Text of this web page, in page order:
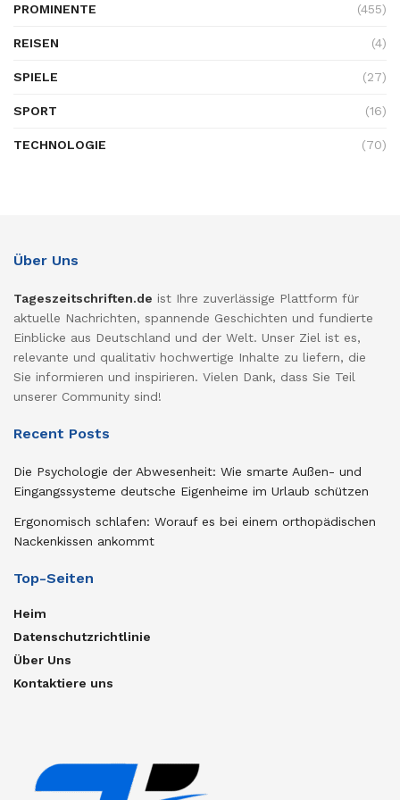
PROMINENTE (455)
REISEN (4)
SPIELE (27)
SPORT (16)
TECHNOLOGIE (70)
Über Uns
Tageszeitschriften.de ist Ihre zuverlässige Plattform für
aktuelle Nachrichten, spannende Geschichten und fundierte
Einblicke aus Deutschland und der Welt. Unser Ziel ist es,
relevante und qualitativ hochwertige Inhalte zu liefern, die
Sie informieren und inspirieren. Vielen Dank, dass Sie Teil
unserer Community sind!
Recent Posts
Die Psychologie der Abwesenheit: Wie smarte Außen- und
Eingangssysteme deutsche Eigenheime im Urlaub schützen
Ergonomisch schlafen: Worauf es bei einem orthopädischen
Nackenkissen ankommt
Top-Seiten
Heim
Datenschutzrichtlinie
Über Uns
Kontaktiere uns